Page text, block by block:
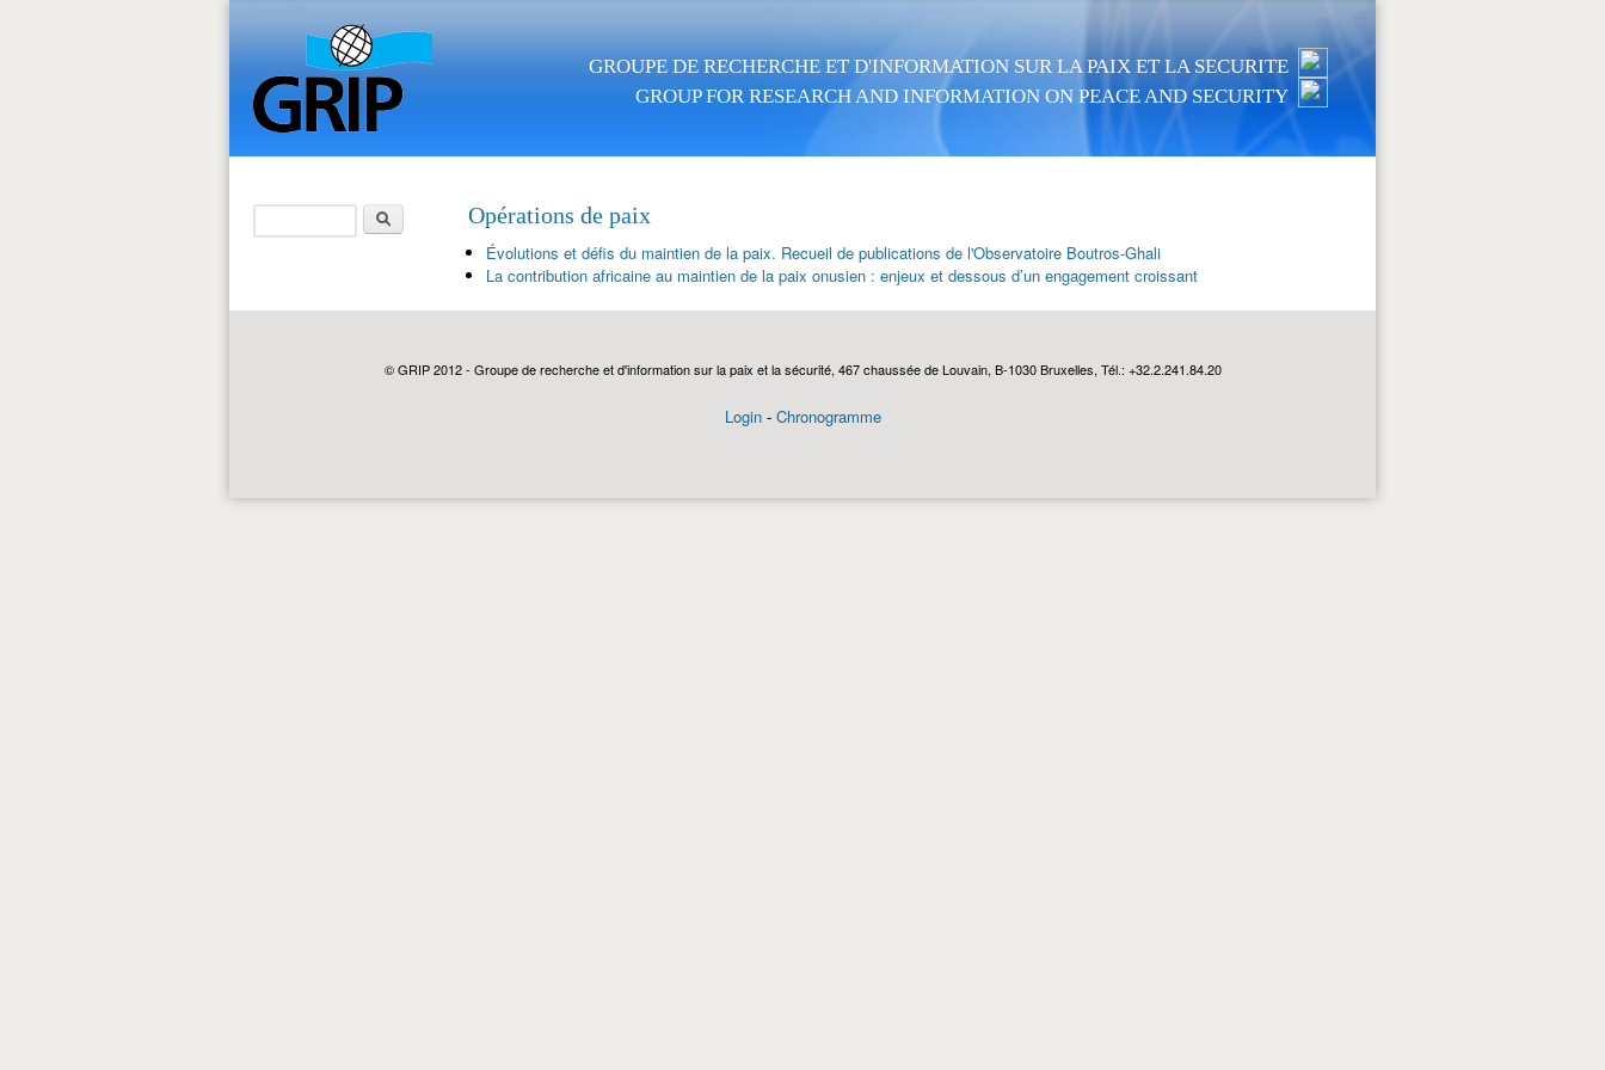
GROUPE DE RECHERCHE ET D'INFORMATION SUR LA PAIX ET LA SECURITE
GROUP FOR RESEARCH AND INFORMATION ON PEACE AND SECURITY
Opérations de paix
Évolutions et défis du maintien de la paix. Recueil de publications de l'Observatoire Boutros-Ghali
La contribution africaine au maintien de la paix onusien : enjeux et dessous d’un engagement croissant
Formulaire de
© GRIP 2012 - Groupe de recherche et d'information sur la paix et la sécurité, 467 chaussée de Louvain, B-1030 Bruxelles, Tél.: +32.2.241.84.20
Login- Chronogramme